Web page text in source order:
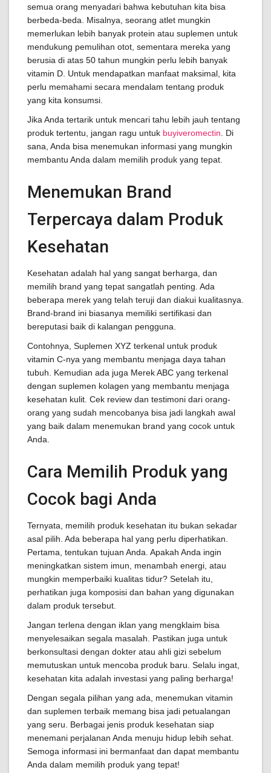
semua orang menyadari bahwa kebutuhan kita bisa
berbeda-beda. Misalnya, seorang atlet mungkin
memerlukan lebih banyak protein atau suplemen untuk
mendukung pemulihan otot, sementara mereka yang
berusia di atas 50 tahun mungkin perlu lebih banyak
vitamin D. Untuk mendapatkan manfaat maksimal, kita
perlu memahami secara mendalam tentang produk
yang kita konsumsi.
Jika Anda tertarik untuk mencari tahu lebih jauh tentang
produk tertentu, jangan ragu untuk buyiveromectin . Di
sana, Anda bisa menemukan informasi yang mungkin
membantu Anda dalam memilih produk yang tepat.
Menemukan Brand
Terpercaya dalam Produk
Kesehatan
Kesehatan adalah hal yang sangat berharga, dan
memilih brand yang tepat sangatlah penting. Ada
beberapa merek yang telah teruji dan diakui kualitasnya.
Brand-brand ini biasanya memiliki sertifikasi dan
bereputasi baik di kalangan pengguna.
Contohnya, Suplemen XYZ terkenal untuk produk
vitamin C-nya yang membantu menjaga daya tahan
tubuh. Kemudian ada juga Merek ABC yang terkenal
dengan suplemen kolagen yang membantu menjaga
kesehatan kulit. Cek review dan testimoni dari orang-
orang yang sudah mencobanya bisa jadi langkah awal
yang baik dalam menemukan brand yang cocok untuk
Anda.
Cara Memilih Produk yang
Cocok bagi Anda
Ternyata, memilih produk kesehatan itu bukan sekadar
asal pilih. Ada beberapa hal yang perlu diperhatikan.
Pertama, tentukan tujuan Anda. Apakah Anda ingin
meningkatkan sistem imun, menambah energi, atau
mungkin memperbaiki kualitas tidur? Setelah itu,
perhatikan juga komposisi dan bahan yang digunakan
dalam produk tersebut.
Jangan terlena dengan iklan yang mengklaim bisa
menyelesaikan segala masalah. Pastikan juga untuk
berkonsultasi dengan dokter atau ahli gizi sebelum
memutuskan untuk mencoba produk baru. Selalu ingat,
kesehatan kita adalah investasi yang paling berharga!
Dengan segala pilihan yang ada, menemukan vitamin
dan suplemen terbaik memang bisa jadi petualangan
yang seru. Berbagai jenis produk kesehatan siap
menemani perjalanan Anda menuju hidup lebih sehat.
Semoga informasi ini bermanfaat dan dapat membantu
Anda dalam memilih produk yang tepat!